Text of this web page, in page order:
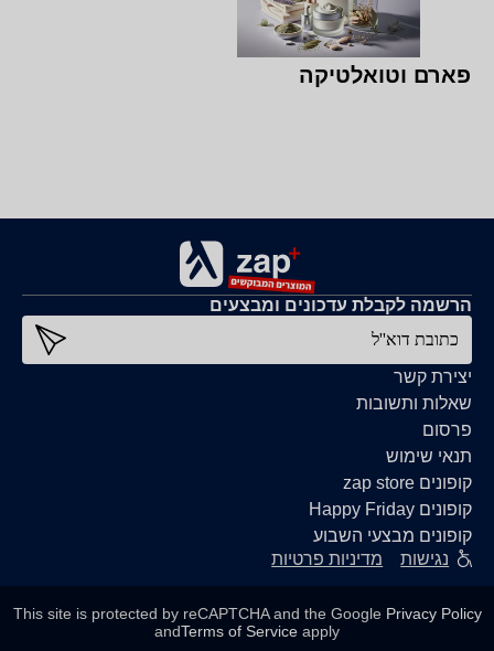
פארם וטואלטיקה
יצירת קשר
שאלות ותשובות
פרסום
תנאי שימוש
קופונים zap store
קופונים Happy Friday
קופונים מבצעי השבוע
הרשמה לקבלת עדכונים ומבצעים
כתובת דוא''ל
נגישות מדיניות פרטיות
This site is protected by reCAPTCHA and the Google Privacy Policy
andTerms of Service apply